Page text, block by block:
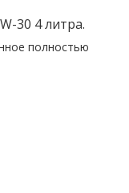
30 4 литра.
полностью